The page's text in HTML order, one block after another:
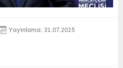
Yayınlama: 31.07.2025